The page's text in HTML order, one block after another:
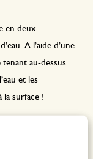
en deux
A l’aide d’une
au-dessus
et les
la surface !
séchées,